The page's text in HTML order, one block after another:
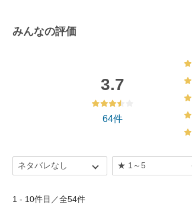
みんなの評価
3.7
64件
1 - 10件目／全54件